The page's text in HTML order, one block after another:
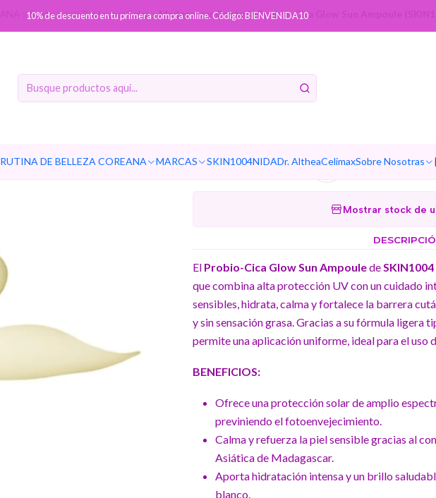
RUTINA DE BELLEZA COREANA MARCAS SKIN1004NIDADr. AltheaCelimaxSobre Nosotras
10% de descuento en tu primera compra online. Código: BIENVENIDA10
Sexto paso: Protector Solar Madagascar Centella Probio-Cica Glow Sun Ampoule
Madagascar
Glow Sun
Agregar a la
Mostrar stock de
El Probio-Cica Glow Sun AmpouledeSKIN1004
que combina alta protección UV con un cuidado
sensibles, hidrata, calma y fortalece la barrera
y sin sensación grasa. Gracias a su fórmula ligera
permite una aplicación uniforme, ideal para el uso
BENEFICIOS:
Ofrece una protección solar de amplio
previniendo el fotoenvejecimiento.
Calma y refuerza la piel sensible gracias al
Asiática de Madagascar.
Aporta hidratación intensa y un brillo
blanco.